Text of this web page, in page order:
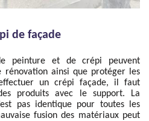
de façade
peinture et de crépi peuvent
ainsi que protéger les
un crépi façade, il faut
produits avec le support. La
pas identique pour toutes les
fusion des matériaux peut